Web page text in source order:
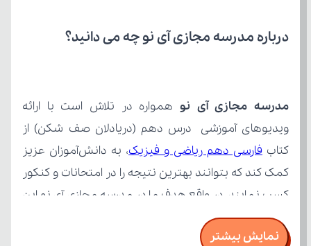
درباره مدرسه مجازی آی نو چه می‌ دانید؟
مدرسه مجازی آی نو
کتاب فارسی دهم ریاضی و فیزیک
نمایش بیشتر